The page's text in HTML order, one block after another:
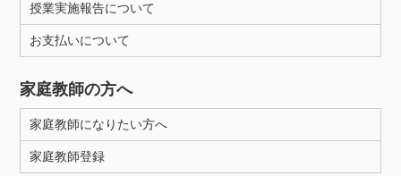
授業実施報告について
お支払いについて
家庭教師の方へ
家庭教師になりたい方へ
家庭教師登録